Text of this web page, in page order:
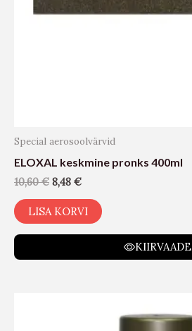
Special aerosoolvärvid
ELOXAL keskmine pronks 400ml
10,60€ 8,48 €
LISA KORVI
KIIRVAADE